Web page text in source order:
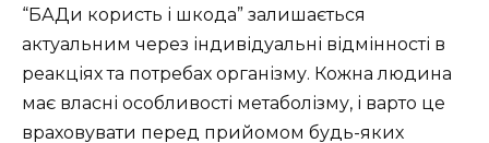
“БАДи користь і шкода” залишається
актуальним через індивідуальні відмінності в
реакціях та потребах організму. Кожна людина
має власні особливості метаболізму, і варто це
враховувати перед прийомом будь-яких